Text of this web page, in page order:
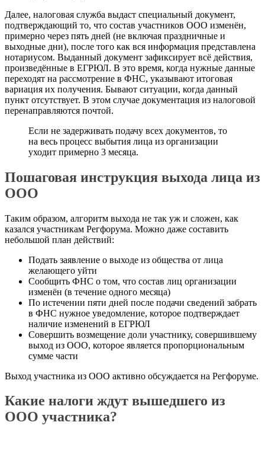
Далее, налоговая служба выдаст специальный документ,
подтверждающий то, что состав участников ООО изменён,
примерно через пять дней (не включая праздничные и
выходные дни), после того как вся информация представлена
нотариусом. Выданный документ зафиксирует всё действия,
произведённые в ЕГРЮЛ. В это время, когда нужные данные
переходят на рассмотрение в ФНС, указывают итоговая
вариация их получения. Бывают ситуации, когда данный
пункт отсутствует. В этом случае документация из налоговой
перенаправляются почтой.
Если не задерживать подачу всех документов, то
на весь процесс выбытия лица из организации
уходит примерно 3 месяца.
Пошаговая инструкция выхода лица из
ООО
Таким образом, алгоритм выхода не так уж и сложен, как
казался участникам Регфорума. Можно даже составить
небольшой план действий:
Подать заявление о выходе из общества от лица
желающего уйти
Сообщить ФНС о том, что состав лиц организации
изменён (в течение одного месяца)
По истечении пяти дней после подачи сведений забрать
в ФНС нужное уведомление, которое подтверждает
наличие изменений в ЕГРЮЛ
Совершить возмещение доли участнику, совершившему
выход из ООО, которое является пропорциональным
сумме части
Выход участника из ООО активно обсуждается на Регфоруме.
Какие налоги ждут вышедшего из
ООО участника?